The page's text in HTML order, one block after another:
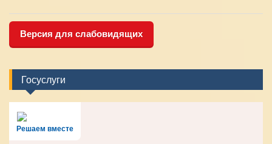
Версия для слабовидящих
Госуслуги
Решаем вместе